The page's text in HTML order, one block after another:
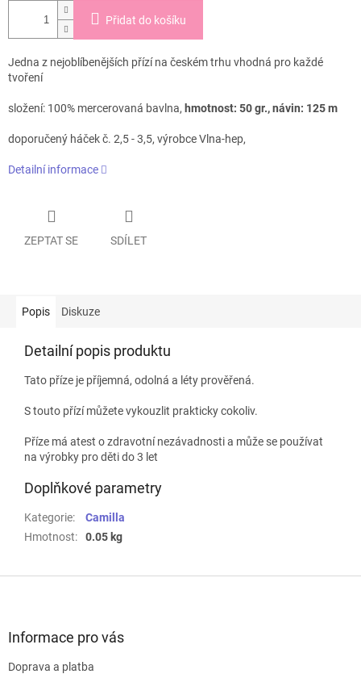
Přidat do košíku
Jedna z nejoblíbenějších přízí na českém trhu vhodná pro každé
tvoření
složení: 100% mercerovaná bavlna, hmotnost: 50 gr., návin: 125 m
doporučený háček č. 2,5 - 3,5, výrobce Vlna-hep,
Detailní informace
ZEPTAT SE SDÍLET
Popis Diskuze
Detailní popis produktu
Tato příze je příjemná, odolná a léty prověřená.
S touto přízí můžete vykouzlit prakticky cokoliv.
Příze má atest o zdravotní nezávadnosti a může se používat
na výrobky pro děti do 3 let
Doplňkové parametry
Kategorie:
Camilla
Hmotnost: 0.05 kg
Informace pro vás
Doprava a platba